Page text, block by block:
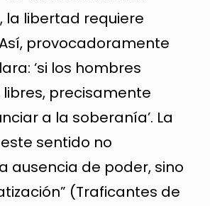
la libertad requiere
provocadoramente
‘si los hombres
precisamente
a la soberanía’. La
sentido no
ausencia de poder, sino
(Traficantes de